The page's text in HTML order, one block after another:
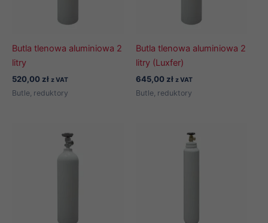
Butla tlenowa aluminiowa 2
litry
520,00 zł z VAT
Butle, reduktory
Butla tlenowa aluminiowa 2
litry (Luxfer)
645,00 zł z VAT
Butle, reduktory